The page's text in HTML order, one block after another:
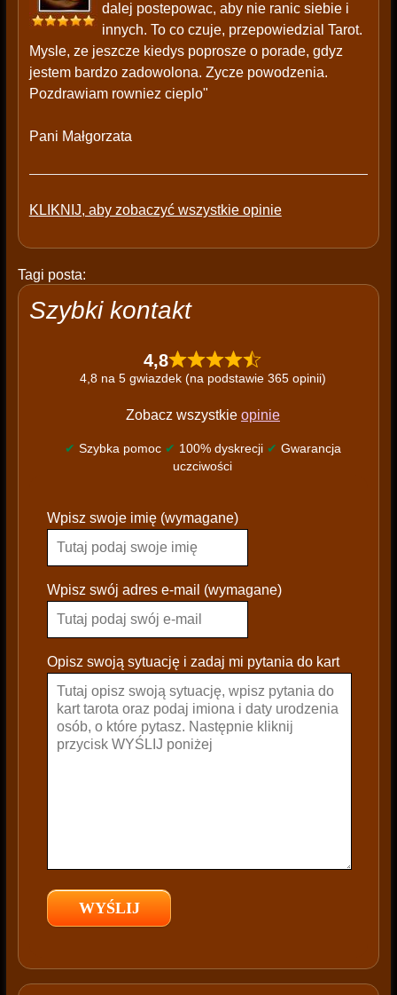
dalej postepowac, aby nie ranic siebie i
innych. To co czuje, przepowiedzial Tarot.
Mysle, ze jeszcze kiedys poprosze o porade, gdyz
jestem bardzo zadowolona. Zycze powodzenia.
Pozdrawiam rowniez cieplo"
Pani Małgorzata
KLIKNIJ, aby zobaczyć wszystkie opinie
Tagi posta:
Szybki kontakt
4,8
4,8 na 5 gwiazdek (na podstawie 365 opinii)
Zobacz wszystkie opinie
✔ Szybka pomoc ✔ 100% dyskrecji ✔ Gwarancja
uczciwości
l
a
s
e
a
e
e
p
Wpisz swoje imię (wymagane)
Wpisz swój adres e-mail (wymagane)
Opisz swoją sytuację i zadaj mi pytania do kart